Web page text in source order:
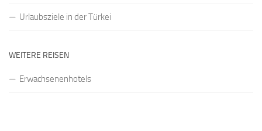
Urlaubsziele in der Türkei
WEITERE REISEN
Erwachsenenhotels